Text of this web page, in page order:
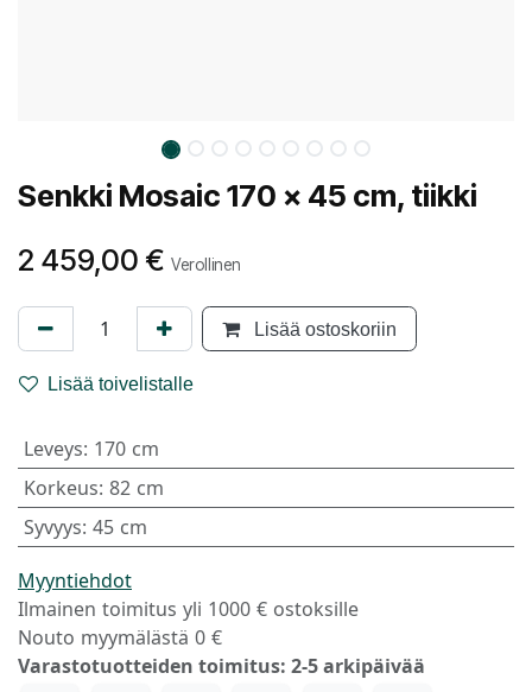
Senkki Mosaic 170 x 45 cm, tiikki
2 459,00 € Verollinen
Lisää ostoskoriin
Lisää toivelistalle
Leveys: 170 cm
Korkeus: 82 cm
Syvyys: 45 cm
Myyntiehdot
Ilmainen toimitus yli 1000 € ostoksille
Nouto myymälästä 0 €
Varastotuotteiden toimitus: 2-5 arkipäivää